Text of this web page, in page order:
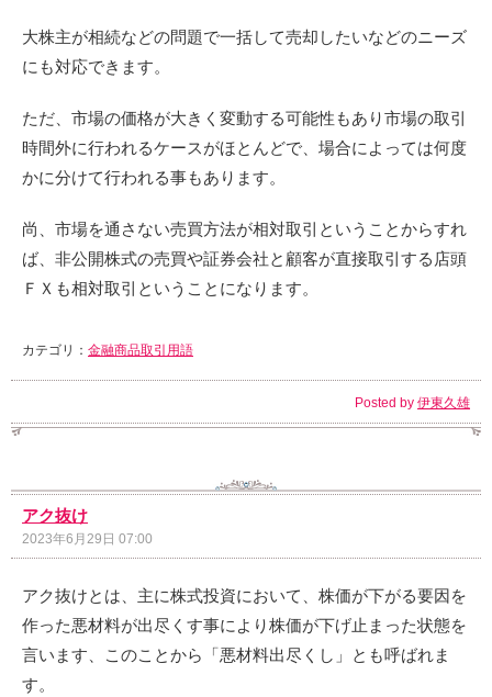
大株主が相続などの問題で一括して売却したいなどのニーズ
にも対応できます。
ただ、市場の価格が大きく変動する可能性もあり市場の取引
時間外に行われるケースがほとんどで、場合によっては何度
かに分けて行われる事もあります。
尚、市場を通さない売買方法が相対取引ということからすれ
ば、非公開株式の売買や証券会社と顧客が直接取引する店頭
ＦＸも相対取引ということになります。
カテゴリ： 金融商品取引用語
Posted by 伊東久雄
アク抜け
2023年6月29日 07:00
アク抜けとは、主に株式投資において、株価が下がる要因を
作った悪材料が出尽くす事により株価が下げ止まった状態を
言います、このことから「悪材料出尽くし」とも呼ばれま
す。